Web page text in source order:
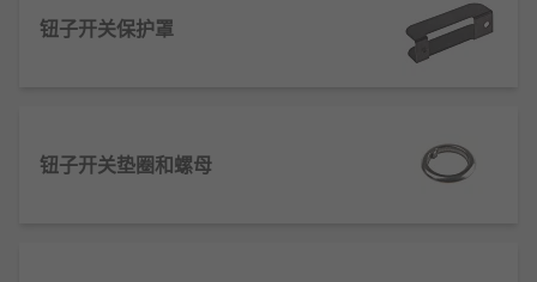
绝缘隔离设计：触点间采用耐高温绝缘材料
（如尼龙、PC）分隔，防止短路，同时支撑触
化腐蚀，延长使用寿命（镀银触点可承受10万
次以上切换）。
钮子开关保护罩
钮子开关垫圈和螺母